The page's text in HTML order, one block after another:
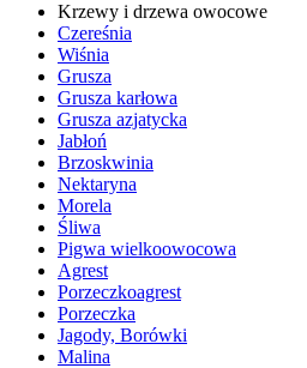
Krzewy i drzewa owocowe
Czereśnia
Wiśnia
Grusza
Grusza karłowa
Grusza azjatycka
Jabłoń
Brzoskwinia
Nektaryna
Morela
Śliwa
Pigwa wielkoowocowa
Agrest
Porzeczkoagrest
Porzeczka
Jagody, Borówki
Malina